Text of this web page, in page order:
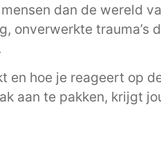
dan de wereld
onverwerkte trauma’s
hoe je reageert op
aan te pakken, krijgt